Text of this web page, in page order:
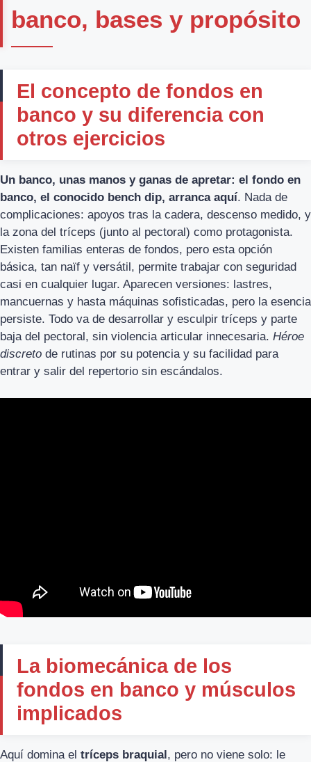
banco, bases y propósito
El concepto de fondos en
banco y su diferencia con
otros ejercicios
Un banco, unas manos y ganas de apretar: el fondo en
banco, el conocido bench dip, arranca aquí. Nada de
complicaciones: apoyos tras la cadera, descenso medido, y
la zona del tríceps (junto al pectoral) como protagonista.
Existen familias enteras de fondos, pero esta opción
básica, tan naïf y versátil, permite trabajar con seguridad
casi en cualquier lugar. Aparecen versiones: lastres,
mancuernas y hasta máquinas sofisticadas, pero la esencia
persiste. Todo va de desarrollar y esculpir tríceps y parte
baja del pectoral, sin violencia articular innecesaria. Héroe
discreto de rutinas por su potencia y su facilidad para
entrar y salir del repertorio sin escándalos.
La biomecánica de los
fondos en banco y músculos
implicados
Aquí domina el tríceps braquial, pero no viene solo: le